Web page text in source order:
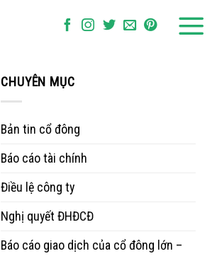
CHUYÊN MỤC
Bản tin cổ đông
Báo cáo tài chính
Điều lệ công ty
Nghị quyết ĐHĐCĐ
Báo cáo giao dịch của cổ đông lớn –